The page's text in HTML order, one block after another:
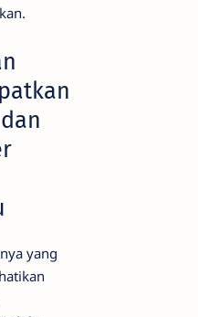
yang